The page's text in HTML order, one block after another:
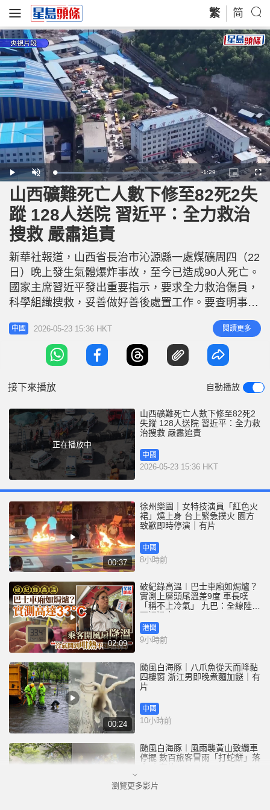
繁 简
P
l
U
n
m
u
t
L
o
a
d
e
d
:
3
4
.
4
8
R
e
m
n
-1:29
P
i
t
u
r
e
-
i
c
t
r
e
F
u
山西礦難死亡人數下修至82死2失
蹤 128人送院 習近平：全力救治
搜救 嚴肅追責
新華社報道，山西省長治市沁源縣一處煤礦周四（22
日）晚上發生氣體爆炸事故，至今已造成90人死亡。
國家主席習近平發出重要指示，要求全力救治傷員，
科學組織搜救，妥善做好善後處置工作。要查明事故
原因，依法嚴肅追責。國務院副總理張國清趕赴現場
指導救援處置工作。 涉事公司去年兩度被罰 截至23
日晚上，已確認82人死亡、2人失蹤，128人送院治
療，搜救工作仍繼續有序進行。山西省委、省政府已
中國 2026-05-23 15:36 HKT 閱讀更多
接下來播放 自動播放
正在播放中
山西礦難死亡人數下修至82死2
失蹤 128人送院 習近平：全力救
治搜救 嚴肅追責
中國
2026-05-23 15:36 HKT
00:37
徐州樂園｜女特技演員「紅色火
裙」燒上身 台上緊急撲火 園方
致歉即時停演｜有片
中國
8小時前
02:09
破紀錄高溫︱巴士車廂如焗爐？
實測上層頭尾溫差9度 車長嘆
「稱不上冷氣」 九巴：全線陸續
下調溫度
港聞
9小時前
00:24
颱風白海豚｜八爪魚從天而降黏
四樓窗 浙江男即晚煮麵加餸｜有
片
中國
10小時前
颱風白海豚︱風雨襲黃山致纜車
停擺 數百旅客冒雨「打蛇餅」落
中國
瀏覽更多影片